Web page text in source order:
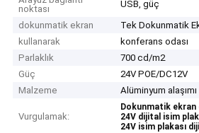
noktası
USB, güç
dokunmatik ekran
Tek Dokunmatik
kullanarak
konferans odası
Parlaklık
700 cd/m2
Güç
24V POE/DC12V
Malzeme
Alüminyum alaşımı
Vurgulamak:
Dokunmatik ekran
24V dijital isim
24V isim plakası